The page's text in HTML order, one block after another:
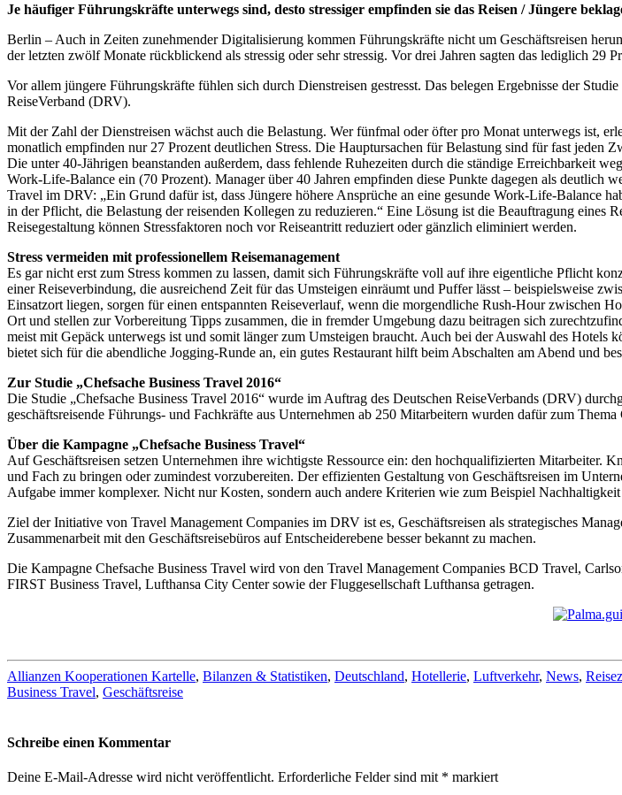
Je häufiger Führungskräfte unterwegs sind, desto stressiger empfinden sie das Reisen / Jüngere
Berlin – Auch in Zeiten zunehmender Digitalisierung kommen Führungskräfte nicht um Geschäftsreisen
der letzten zwölf Monate rückblickend als stressig oder sehr stressig. Vor drei Jahren sagten das lediglich 29
Vor allem jüngere Führungskräfte fühlen sich durch Dienstreisen gestresst. Das belegen Ergebnisse der
ReiseVerband (DRV).
Mit der Zahl der Dienstreisen wächst auch die Belastung. Wer fünfmal oder öfter pro Monat unterwegs ist,
monatlich empfinden nur 27 Prozent deutlichen Stress. Die Hauptursachen für Belastung sind für fast jeden
Die unter 40-Jährigen beanstanden außerdem, dass fehlende Ruhezeiten durch die ständige Erreichbarkeit
Work-Life-Balance ein (70 Prozent). Manager über 40 Jahren empfinden diese Punkte dagegen als deutlich
Travel im DRV: „Ein Grund dafür ist, dass Jüngere höhere Ansprüche an eine gesunde Work-Life-Balance
in der Pflicht, die Belastung der reisenden Kollegen zu reduzieren.“ Eine Lösung ist die Beauftragung eines
Reisegestaltung können Stressfaktoren noch vor Reiseantritt reduziert oder gänzlich eliminiert werden.
Stress vermeiden mit professionellem Reisemanagement
Es gar nicht erst zum Stress kommen zu lassen, damit sich Führungskräfte voll auf ihre eigentliche Pflicht
einer Reiseverbindung, die ausreichend Zeit für das Umsteigen einräumt und Puffer lässt – beispielsweise
Einsatzort liegen, sorgen für einen entspannten Reiseverlauf, wenn die morgendliche Rush-Hour zwischen
Ort und stellen zur Vorbereitung Tipps zusammen, die in fremder Umgebung dazu beitragen sich
meist mit Gepäck unterwegs ist und somit länger zum Umsteigen braucht. Auch bei der Auswahl des Hotels
bietet sich für die abendliche Jogging-Runde an, ein gutes Restaurant hilft beim Abschalten am Abend und
Zur Studie „Chefsache Business Travel 2016“
Die Studie „Chefsache Business Travel 2016“ wurde im Auftrag des Deutschen ReiseVerbands (DRV)
geschäftsreisende Führungs- und Fachkräfte aus Unternehmen ab 250 Mitarbeitern wurden dafür zum
Über die Kampagne „Chefsache Business Travel“
Auf Geschäftsreisen setzen Unternehmen ihre wichtigste Ressource ein: den hochqualifizierten Mitarbeiter.
und Fach zu bringen oder zumindest vorzubereiten. Der effizienten Gestaltung von Geschäftsreisen im
Aufgabe immer komplexer. Nicht nur Kosten, sondern auch andere Kriterien wie zum Beispiel
Ziel der Initiative von Travel Management Companies im DRV ist es, Geschäftsreisen als strategisches
Zusammenarbeit mit den Geschäftsreisebüros auf Entscheiderebene besser bekannt zu machen.
Die Kampagne Chefsache Business Travel wird von den Travel Management Companies BCD Travel,
FIRST Business Travel, Lufthansa City Center sowie der Fluggesellschaft Lufthansa getragen.
Allianzen Kooperationen Kartelle, Bilanzen & Statistiken, Deutschland, Hotellerie, Luftverkehr, News,
Business Travel, Geschäftsreise
Schreibe einen Kommentar
Deine E-Mail-Adresse wird nicht veröffentlicht. Erforderliche Felder sind mit * markiert